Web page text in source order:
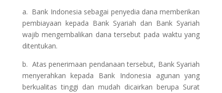
a. Bank Indonesia sebagai penyedia dana memberikan
pembiayaan kepada Bank Syariah dan Bank Syariah
wajib mengembalikan dana tersebut pada waktu yang
ditentukan.
b. Atas penerimaan pendanaan tersebut, Bank Syariah
menyerahkan kepada Bank Indonesia agunan yang
berkualitas tinggi dan mudah dicairkan berupa Surat